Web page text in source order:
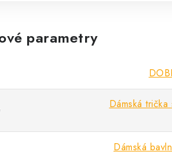
parametry
Dámská trička
Dámská